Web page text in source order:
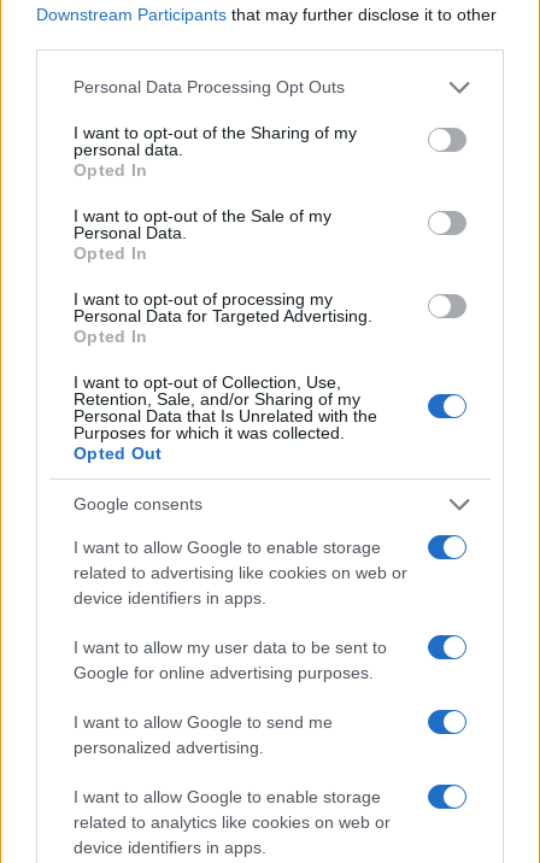
Downstream Participants that may further disclose it to other
Please note that this website/app uses one or more Google
not limited to your visit or usage behaviour. You may click to
grant or deny consent to Google and its third-party tags to
use your data for below specified purposes in below Google
consent section.
Personal Data Processing Opt Outs
I want to opt-out of the Sharing of my
personal data.
Opted In
I want to opt-out of the Sale of my
Personal Data.
Opted In
I want to opt-out of processing my
Personal Data for Targeted Advertising.
Opted In
I want to opt-out of Collection, Use,
Retention, Sale, and/or Sharing of my
Personal Data that Is Unrelated with the
Purposes for which it was collected.
Opted Out
Google consents
I want to allow Google to enable storage
related to advertising like cookies on web or
device identifiers in apps.
I want to allow my user data to be sent to
Google for online advertising purposes.
I want to allow Google to send me
personalized advertising.
I want to allow Google to enable storage
related to analytics like cookies on web or
device identifiers in apps.
Cómo gestionar tus finanzas con el método 50/30/20 y más
Marta Ruiz · 7 Ago 2026
FINANZAS
El empresario José Elías analiza el mercado inmobiliario y sus
consecuencias en la jubilación
FINANZAS